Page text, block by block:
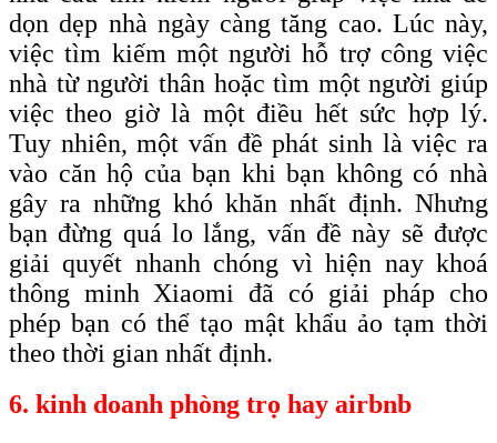
dọn dẹp nhà ngày càng tăng cao. Lúc này,
việc tìm kiếm một người hỗ trợ công việc
nhà từ người thân hoặc tìm một người giúp
việc theo giờ là một điều hết sức hợp lý.
Tuy nhiên, một vấn đề phát sinh là việc ra
vào căn hộ của bạn khi bạn không có nhà
gây ra những khó khăn nhất định. Nhưng
bạn đừng quá lo lắng, vấn đề này sẽ được
giải quyết nhanh chóng vì hiện nay khoá
thông minh Xiaomi đã có giải pháp cho
phép bạn có thể tạo mật khẩu ảo tạm thời
theo thời gian nhất định.
6. kinh doanh phòng trọ hay airbnb